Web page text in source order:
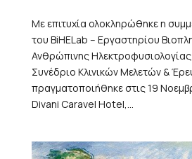
Με επιτυχία ολοκληρώθηκε η
του BiHELab – Εργαστηρίου
Ανθρώπινης
Συνέδριο Κλινικών Μελετών &
πραγματοποιήθηκε στις 19
Divani Caravel Hotel,...